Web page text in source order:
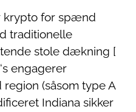
krypto for spænd
traditionelle
stole dækning [
engagerer
(såsom type A
Indiana sikker